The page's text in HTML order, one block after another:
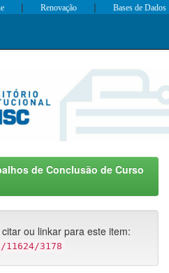
| Renovação | Bases de Dados
de Conclusão de Curso
ou linkar para este item:
3178